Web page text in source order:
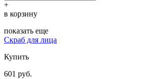
+
в корзину
показать еще
Скраб для лица
Купить
601 руб.